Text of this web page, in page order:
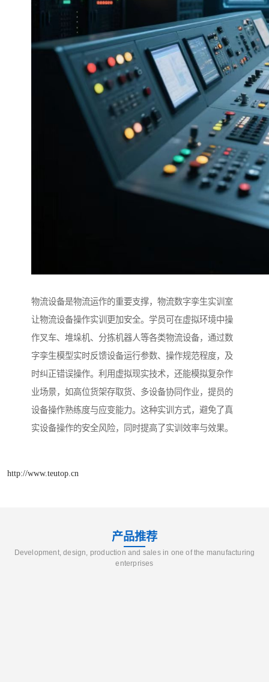
物流设备是物流运作的重要支撑，物流数字孪生实训室
让物流设备操作实训更加安全。学员可在虚拟环境中操
作叉车、堆垛机、分拣机器人等各类物流设备，通过数
字孪生模型实时反馈设备运行参数、操作规范程度，及
时纠正错误操作。利用虚拟现实技术，还能模拟复杂作
业场景，如高位货架存取货、多设备协同作业，提员的
设备操作熟练度与应变能力。这种实训方式，避免了真
实设备操作的安全风险，同时提高了实训效率与效果。
http://www.teutop.cn
产品推荐
Development, design, production and sales in one of the manufacturing
enterprises